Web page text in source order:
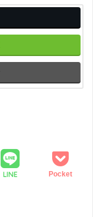
LINE Pocket